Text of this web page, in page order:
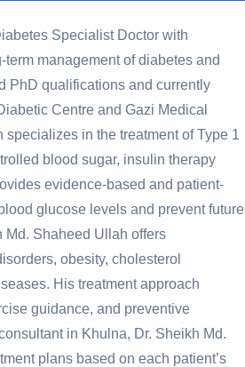
Specialist Doctor with
management of diabetes and
PhD qualifications and currently
Centre and Gazi Medical
in the treatment of Type 1
blood sugar, insulin therapy
evidence-based and patient-
glucose levels and prevent future
Md. Shaheed Ullah offers
obesity, cholesterol
His treatment approach
guidance, and preventive
in Khulna, Dr. Sheikh Md.
plans based on each patient’s